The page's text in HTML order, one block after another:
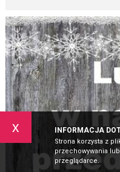
x INFORMACJA
Strona korzysta z
przechowywania
przeglądarce.